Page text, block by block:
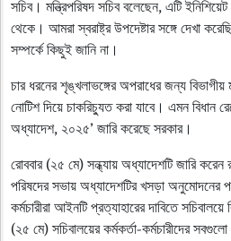
সচিব। মন্ত্রিপরিষদ সচিব বলেছেন, এটি ইনিশিয়েট
থেকে। আমরা স্বরাষ্ট্র উপদেষ্টার সঙ্গে দেখা
সম্পর্কে কিছুই জানি না।
চার ধরনের শৃঙ্খলাভঙ্গের অপরাধের জন্য বিভাগীয়
নোটিশ দিয়ে চাকরিচ্যুত করা যাবে। এমন বিধান
অধ্যাদেশ, ২০২৫’ জারি করেছে সরকার।
রোববার (২৫ মে) সন্ধ্যায় অধ্যাদেশটি জারি
পরিষদের সভায় অধ্যাদেশটির খসড়া অনুমোদনের
কর্মচারীরা আইনটি প্রত্যাহারের দাবিতে
(২৫ মে) সচিবালয়ের কর্মকর্তা-কর্মচারীদের